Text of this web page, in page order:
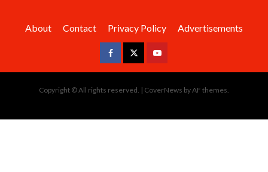
About Contact Privacy Policy Advertisements
FacebookTwitterYoutube
Copyright © All rights reserved. | CoverNews by AF themes.